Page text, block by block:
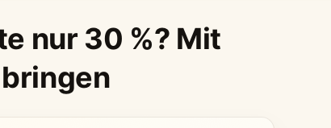
nur 30 %? Mit